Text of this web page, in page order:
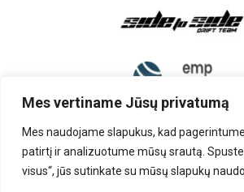
Mes vertiname Jūsų privatumą
Mes naudojame slapukus, kad
patirtį ir analizuotume mūsų srautą.
visus“, jūs sutinkate su mūsų slapukų